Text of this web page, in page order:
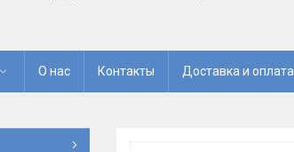
О нас Контакты Доставка и оплата